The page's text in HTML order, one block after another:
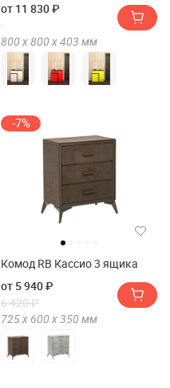
от 11 830 ₽
800 х800 х403 мм
-7%
Комод RB Кассио 3 ящика
от 5 940 ₽
6 420 ₽
725 х 600 х350 мм